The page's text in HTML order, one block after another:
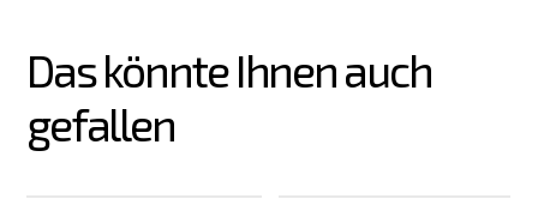
Das könnte Ihnen auch
gefallen